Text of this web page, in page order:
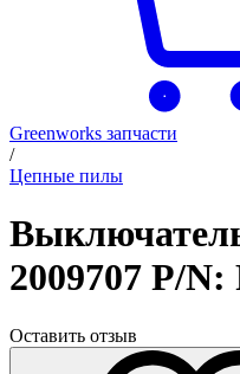
Greenworks запчасти
/
Цепные пилы
2009707 P/N:
Оставить отзыв